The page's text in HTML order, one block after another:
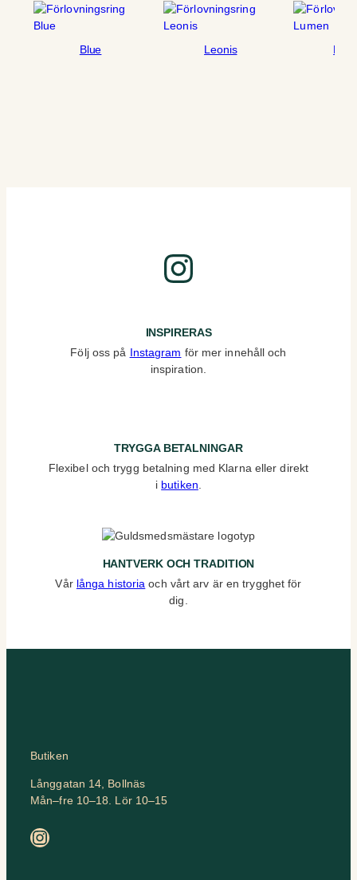
Blue Leonis
Instagram
INSPIRERAS
Följ oss på Instagram för mer innehåll och
inspiration.
TRYGGA BETALNINGAR
Flexibel och trygg betalning med Klarna eller direkt
i butiken.
HANTVERK OCH TRADITION
Vår långa historia och vårt arv är en trygghet för
dig.
Butiken
Långgatan 14, Bollnäs
Mån–fre 10–18. Lör 10–15
Instagram